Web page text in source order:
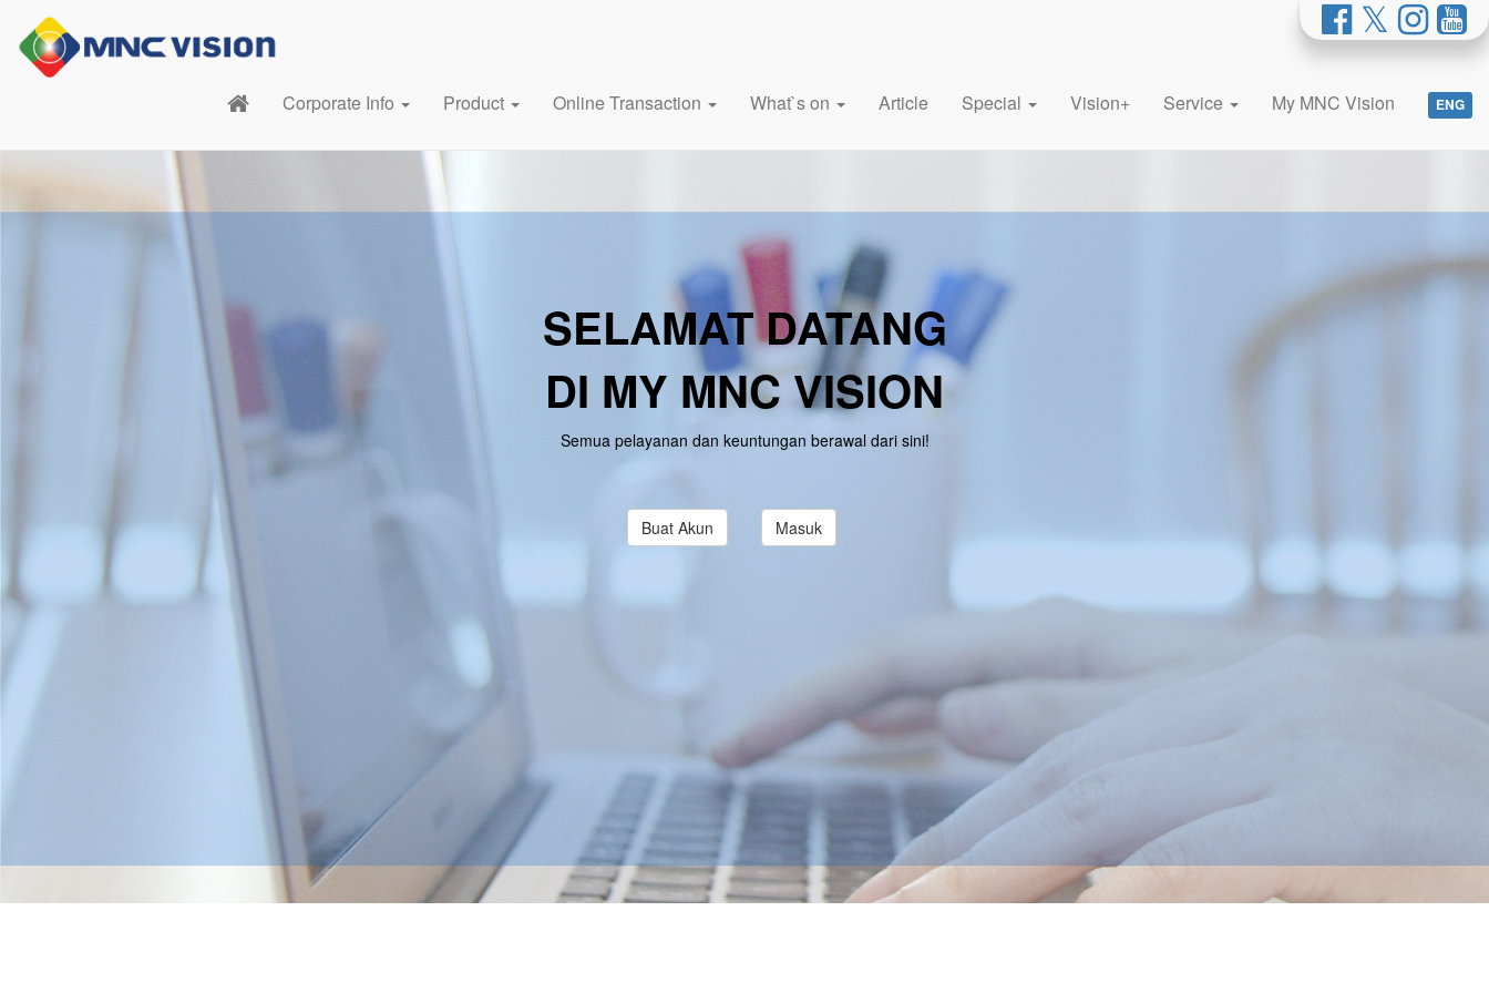
Corporate Info Product Online Transaction What`s on Article Special Vision+ Service My MNC Vision ENG
SELAMAT DATANG
DI MY MNC VISION
Semua pelayanan dan keuntungan berawal dari sini!
Buat Akun Masuk